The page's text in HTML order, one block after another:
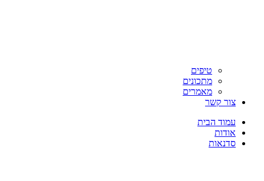
טיפים
מתכונים
מאמרים
צור קשר
עמוד הבית
אודות
סדנאות